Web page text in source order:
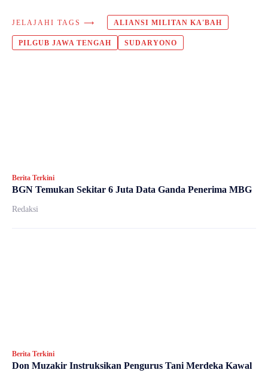
JELAJAHI TAGS ⟶ ALIANSI MILITAN KA'BAH
PILGUB JAWA TENGAH SUDARYONO
Berita Terkini
BGN Temukan Sekitar 6 Juta Data Ganda Penerima MBG
Redaksi
Berita Terkini
Don Muzakir Instruksikan Pengurus Tani Merdeka Kawal